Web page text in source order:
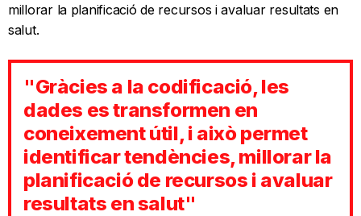
millorar la planificació de recursos i avaluar resultats en
salut.
"Gràcies a la codificació, les
dades es transformen en
coneixement útil, i això permet
identificar tendències, millorar la
planificació de recursos i avaluar
resultats en salut"